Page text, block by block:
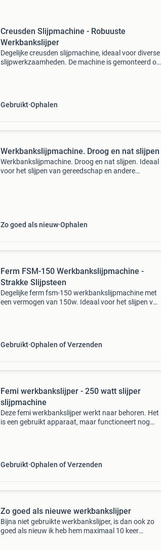
Creusden Slijpmachine - Robuuste
Werkbankslijper
Degelijke creusden slijpmachine, ideaal voor diverse
slijpwerkzaamheden. De machine is gemonteerd op
Gebruikt Ophalen
Werkbankslijpmachine. Droog en nat slijpen
Werkbankslijpmachine. Droog en nat slijpen. Ideaal
voor het slijpen van gereedschap en andere
Zo goed als nieuw Ophalen
Ferm FSM-150 Werkbankslijpmachine -
Strakke Slijpsteen
Degelijke ferm fsm-150 werkbankslijpmachine met
een vermogen van 150w. Ideaal voor het slijpen van
Gebruikt Ophalen of Verzenden
Femi werkbankslijper - 250 watt slijper
slijpmachine
Deze femi werkbankslijper werkt naar behoren. Het
is een gebruikt apparaat, maar functioneert nog
Gebruikt Ophalen of Verzenden
Zo goed als nieuwe werkbankslijper
Bijna niet gebruikte werkbankslijper, is dan ook zo
goed als nieuw ik heb hem maximaal 10 keer